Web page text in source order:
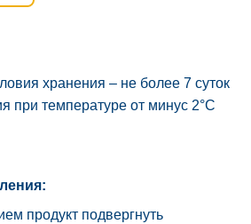
хранения – не более 7 суток
при температуре от минус 2°C
продукт подвергнуть